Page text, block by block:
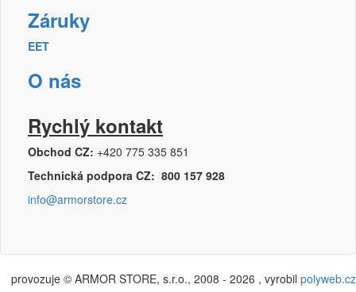
Záruky
EET
O nás
Rychlý kontakt
Obchod CZ: +420 775 335 851
Technická podpora CZ: 800 157 928
info@armorstore.cz
provozuje © ARMOR STORE, s.r.o., 2008 - 2026 , vyrobil polyweb.cz